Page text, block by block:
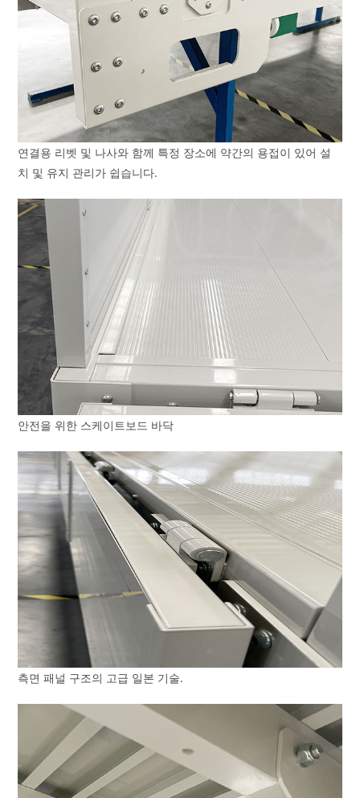
연결용 리벳 및 나사와 함께 특정 장소에 약간의 용접이 있어 설
치 및 유지 관리가 쉽습니다.
안전을 위한 스케이트보드 바닥
측면 패널 구조의 고급 일본 기술.